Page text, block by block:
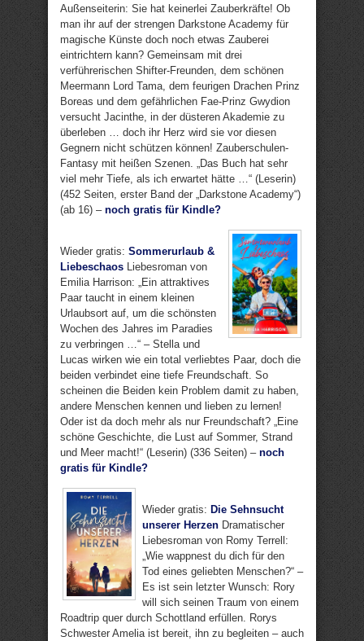
Außenseiterin: Sie hat keinerlei Zauberkräfte! Ob
man ihr auf der strengen Darkstone Academy für
magische Künste doch noch etwas Zauberei
eintrichtern kann? Gemeinsam mit drei
verführerischen Shifter-Freunden, dem schönen
Meermann Lord Tama, dem feurigen Drachen Prinz
Boreas und dem gefährlichen Fae-Prinz Gwydion
versucht Jacinthe, in der düsteren Akademie zu
überleben … doch ihr Herz wird sie vor diesen
Gegnern nicht schützen können! Zauberschulen-
Fantasy mit heißen Szenen. „Das Buch hat sehr
viel mehr Tiefe, als ich erwartet hätte …“ (Leserin)
(452 Seiten, erster Band der „Darkstone Academy“)
(ab 16) – noch gratis für Kindle?
Wieder gratis: Sommerurlaub &
Liebeschaos Liebesroman von
Emilia Harrison: „Ein attraktives
Paar taucht in einem kleinen
Urlaubsort auf, um die schönsten
Wochen des Jahres im Paradies
zu verbringen …“ – Stella und
Lucas wirken wie ein total verliebtes Paar, doch die
beiden verbindet eine tiefe Freundschaft. So
scheinen die Beiden kein Problem damit zu haben,
andere Menschen kennen und lieben zu lernen!
Oder ist da doch mehr als nur Freundschaft? „Eine
schöne Geschichte, die Lust auf Sommer, Strand
und Meer macht!“ (Leserin) (336 Seiten) – noch
gratis für Kindle?
Wieder gratis: Die Sehnsucht
unserer Herzen Dramatischer
Liebesroman von Romy Terrell:
„Wie wappnest du dich für den
Tod eines geliebten Menschen?“ –
Es ist sein letzter Wunsch: Rory
will sich seinen Traum von einem
Roadtrip quer durch Schottland erfüllen. Rorys
Schwester Amelia ist bereit, ihn zu begleiten – auch